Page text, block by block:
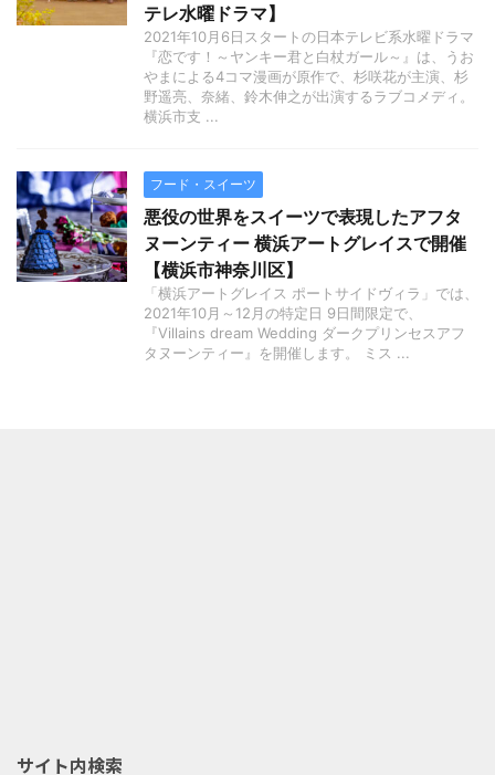
テレ水曜ドラマ】
2021年10月6日スタートの日本テレビ系水曜ドラマ
『恋です！～ヤンキー君と白杖ガール～』は、うお
やまによる4コマ漫画が原作で、杉咲花が主演、杉
野遥亮、奈緒、鈴木伸之が出演するラブコメディ。
横浜市支 ...
フード・スイーツ
悪役の世界をスイーツで表現したアフタ
ヌーンティー 横浜アートグレイスで開催
【横浜市神奈川区】
「横浜アートグレイス ポートサイドヴィラ」では、
2021年10月～12月の特定日 9日間限定で、
『Villains dream Wedding ダークプリンセスアフ
タヌーンティー』を開催します。 ミス ...
サイト内検索